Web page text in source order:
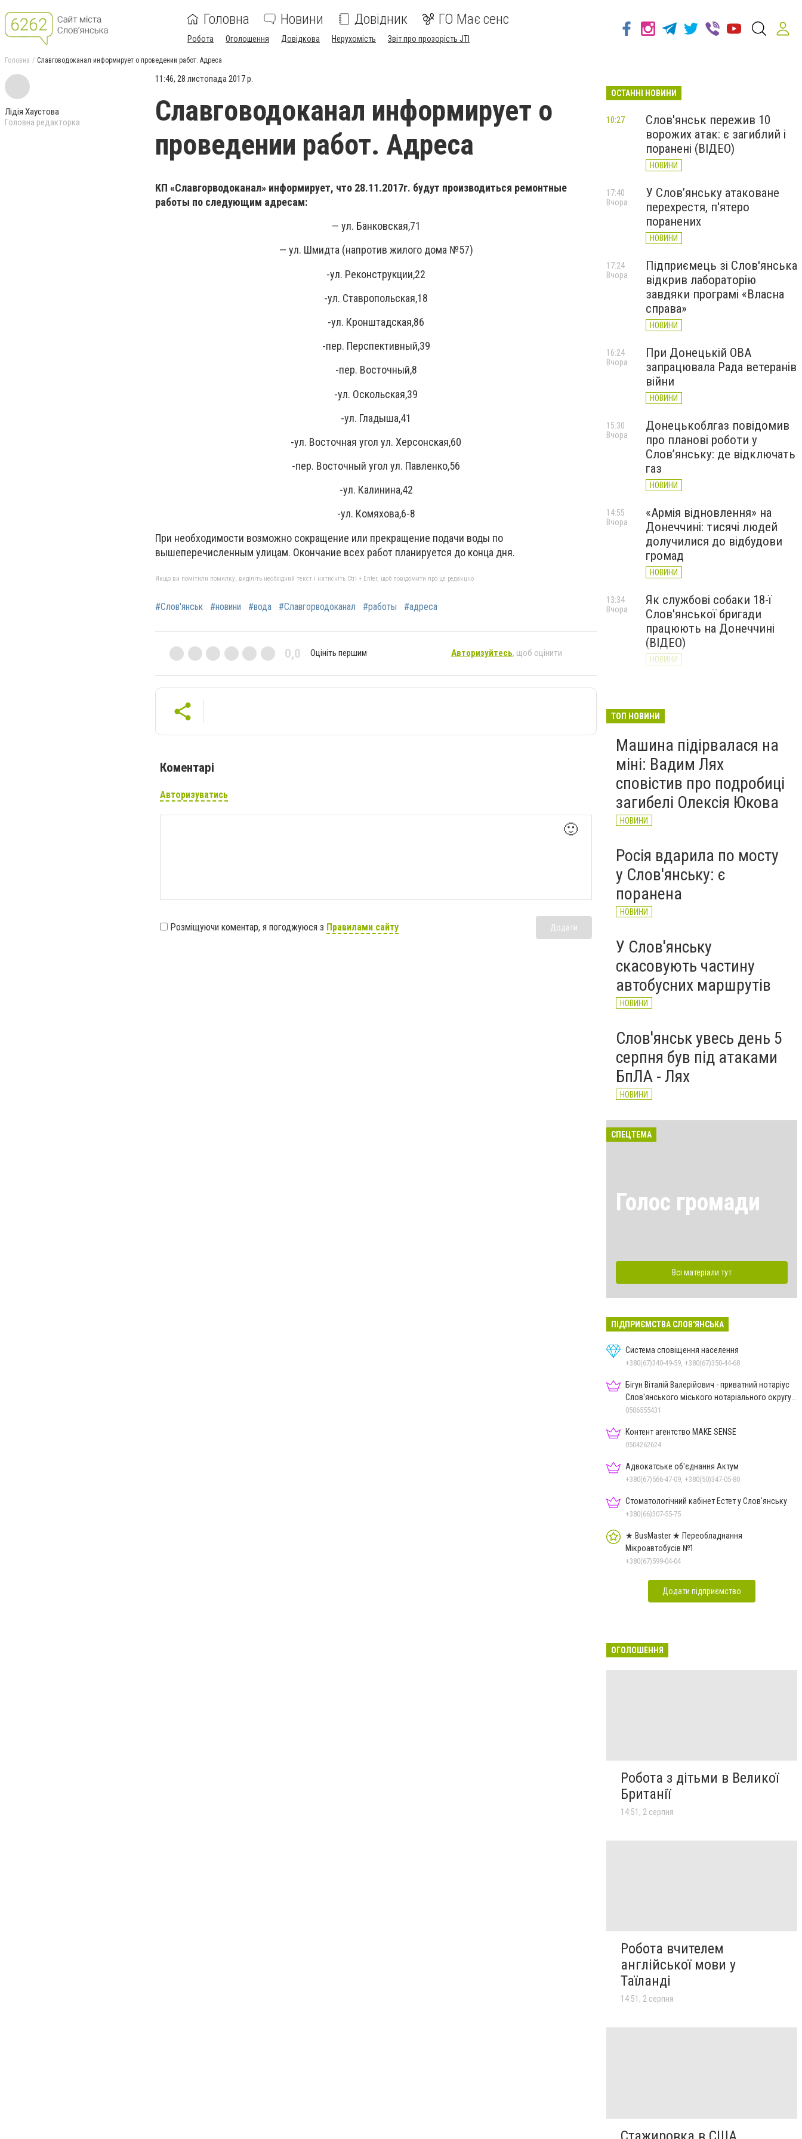
Головна Новини Довідник ГО Має сенс
Робота Оголошення Довідкова Нерухомість Звіт про прозорість JTI
Головна Славговодоканал информирует о проведении работ. Адреса
Лідія Хаустова
Головна редакторка
11:46, 28 листопада 2017 р.
Славговодоканал информирует о
проведении работ. Адреса
КП «Славгорводоканал» информирует, что 28.11.2017г. будут производиться ремонтные
работы по следующим адресам:
— ул. Банковская,71
— ул. Шмидта (напротив жилого дома №57)
-ул. Реконструкции,22
-ул. Ставропольская,18
-ул. Кронштадская,86
-пер. Перспективный,39
-пер. Восточный,8
-ул. Оскольская,39
-ул. Гладыша,41
-ул. Восточная угол ул. Херсонская,60
-пер. Восточный угол ул. Павленко,56
-ул. Калинина,42
-ул. Комяхова,6-8
При необходимости возможно сокращение или прекращение подачи воды по
вышеперечисленным улицам. Окончание всех работ планируется до конца дня.
Якщо ви помітили помилку, виділіть необхідний текст і натисніть Ctrl + Enter, щоб повідомити про це редакцію
#Слов'янськ #новини #вода #Славгорводоканал #работы #адреса
0,0 Оцініть першим Авторизуйтесь, щоб оцінити
Коментарі
Авторизуватись
🙂
Розміщуючи коментар, я погоджуюся з Правилами сайту Додати
ОСТАННІ НОВИНИ
Слов'янськ пережив 10
ворожих атак: є загиблий і
поранені (ВІДЕО)
НОВИНИ
10:27
У Слов’янську атаковане
перехрестя, п'ятеро
поранених
НОВИНИ
17:40
Вчора
Підприємець зі Слов'янська
відкрив лабораторію
завдяки програмі «Власна
справа»
НОВИНИ
17:24
Вчора
При Донецькій ОВА
запрацювала Рада ветеранів
війни
НОВИНИ
16:24
Вчора
Донецькоблгаз повідомив
про планові роботи у
Слов’янську: де відключать
газ
НОВИНИ
15:30
Вчора
«Армія відновлення» на
Донеччині: тисячі людей
долучилися до відбудови
громад
НОВИНИ
14:55
Вчора
Як службові собаки 18-ї
Слов'янської бригади
працюють на Донеччині
(ВІДЕО)
НОВИНИ
13:34
Вчора
та найближчих напрямках
ТОП НОВИНИ
Машина підірвалася на
міні: Вадим Лях
сповістив про подробиці
загибелі Олексія Юкова
НОВИНИ
Росія вдарила по мосту
у Слов'янську: є
поранена
НОВИНИ
У Слов'янську
скасовують частину
автобусних маршрутів
НОВИНИ
Слов'янськ увесь день 5
серпня був під атаками
БпЛА - Лях
НОВИНИ
СПЕЦТЕМА
Голос громади
Всі матеріали тут
ПІДПРИЄМСТВА СЛОВ'ЯНСЬКА
Система сповіщення населення
+380(67)340-49-59, +380(67)350-44-68
Бігун Віталій Валерійович - приватний нотаріус
Слов'янського міського нотаріального округу
Дон.обл.
0506555431
Контент агентство MAKE SENSE
0504262624
Адвокатське об'єднання Актум
+380(67)566-47-09, +380(50)347-05-80
Стоматологічний кабінет Естет у Слов'янську
+380(66)307-55-75
★ BusMaster ★ Переобладнання
Мікроавтобусів №1
+380(67)599-04-04
Додати підприємство
ОГОЛОШЕННЯ
Робота з дітьми в Великої
Британії
14:51, 2 серпня
Робота вчителем
англійської мови у
Таїланді
14:51, 2 серпня